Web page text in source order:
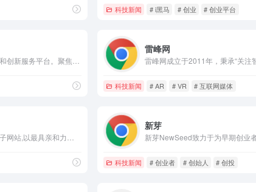
科技新闻 # i黑马 # 创业 # 创业平台
雷峰网
科技新闻 # AR # VR # 互联网媒体
新芽
科技新闻 # 创业者 # 创始人 # 创投